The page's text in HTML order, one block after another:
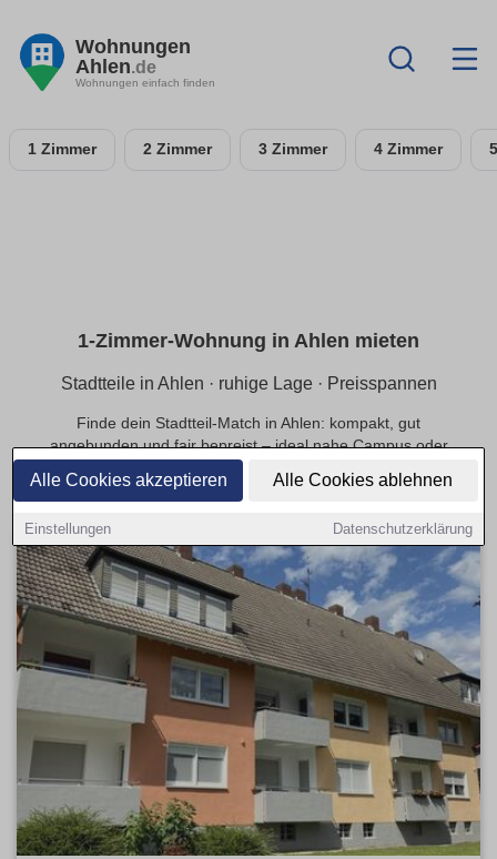
Alle Cookies akzeptieren Alle Cookies ablehnen
Einstellungen Datenschutzerklärung
Wohnungen
Ahlen.de
Wohnungen einfach finden
1 Zimmer 2 Zimmer 3 Zimmer 4 Zimmer
1-Zimmer-Wohnung in Ahlen mieten
Stadtteile in Ahlen · ruhige Lage · Preisspannen
Finde dein Stadtteil-Match in Ahlen: kompakt, gut
angebunden und fair bepreist – ideal nahe Campus oder
Innenstadt.